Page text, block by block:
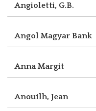
Angioletti, G.B.
Angol Magyar Bank
Anna Margit
Anouilh, Jean